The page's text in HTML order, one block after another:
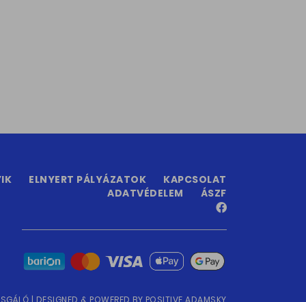
ELNYERT PÁLYÁZATOK
KAPCSOLAT
ADATVÉDELEM
ÁSZF
| DESIGNED & POWERED BY POSITIVE ADAMSKY